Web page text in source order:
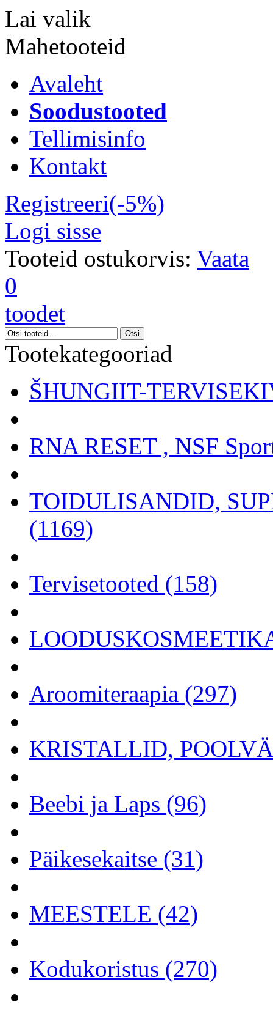
Lai valik
Mahetooteid
Avaleht
Soodustooted
Tellimisinfo
Kontakt
Registreeri(-5%)
Logi sisse
Tooteid ostukorvis: Vaata
0
toodet
Tootekategooriad
ŠHUNGIIT-
RNA RESET , NSF
TOIDULISANDID,
(1169)
Tervisetooted (158)
Aroomiteraapia (297)
KRISTALLID,
Beebi ja Laps (96)
Päikesekaitse (31)
MEESTELE (42)
Kodukoristus (270)